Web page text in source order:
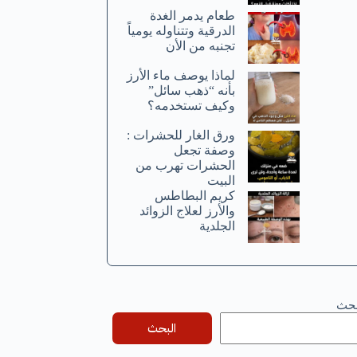
طعام يدمر الغدة
الدرقية وتتناوله يومياً
تجنبه من الأن
لماذا يوصف ماء الأرز
بأنه “ذهب سائل”
وكيف تستخدمه؟
ورق الغار للحشرات :
وصفة تجعل
الحشرات تهرب من
البيت
كريم البطاطس
والأرز لعلاج الزوائد
الجلدية
البحث